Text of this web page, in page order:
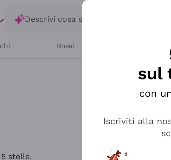
Descrivi cosa stai cercando
Rossi
stelle.
sul
con
Iscriviti alla